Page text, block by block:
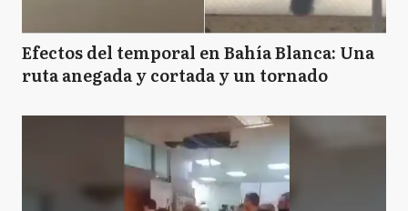
Efectos del temporal en Bahía Blanca: Una
ruta anegada y cortada y un tornado